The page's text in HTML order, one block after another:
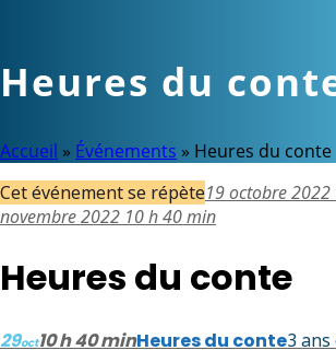
Heures du
Accueil » Événements » Heures du conte
Cet événement se répète19 octobre
novembre 2022 10 h 40 min
Heures du conte
29oct10 h 40 minHeures du conte3 ans